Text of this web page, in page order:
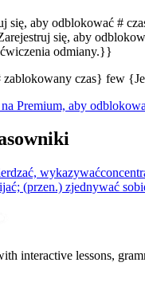
się, aby odblokować #
się, aby
odmiany.}}
czas} few
Premium, aby
wykazywać
(przen.) zjednywać
interactive lessons,